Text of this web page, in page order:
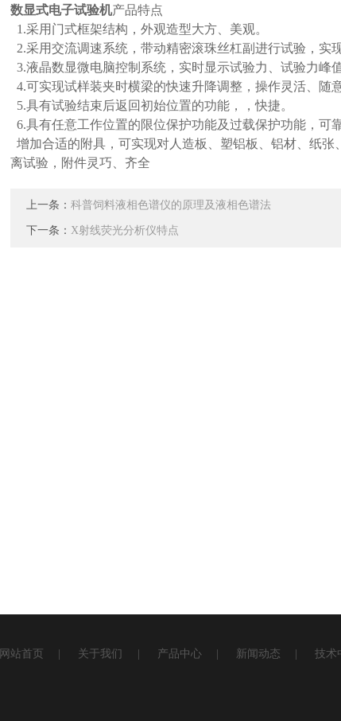
数显式电子试验机产品特点
1.采用门式框架结构，外观造型大方、美观。
2.采用交流调速系统，带动精密滚珠丝杠副进行试验，实
3.液晶数显微电脑控制系统，实时显示试验力、试验力峰
4.可实现试样装夹时横梁的快速升降调整，操作灵活、随
5.具有试验结束后返回初始位置的功能，，快捷。
6.具有任意工作位置的限位保护功能及过载保护功能，可
增加合适的附具，可实现对人造板、塑铝板、铝材、纸
离试验，附件灵巧、齐全
上一条：科普饲料液相色谱仪的原理及液相色谱法
下一条：X射线荧光分析仪特点
网站首页 关于我们 产品中心 新闻动态 技术